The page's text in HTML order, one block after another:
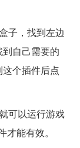
子，找到左边
自己需要的
个插件后点
可以运行游戏
能有效。